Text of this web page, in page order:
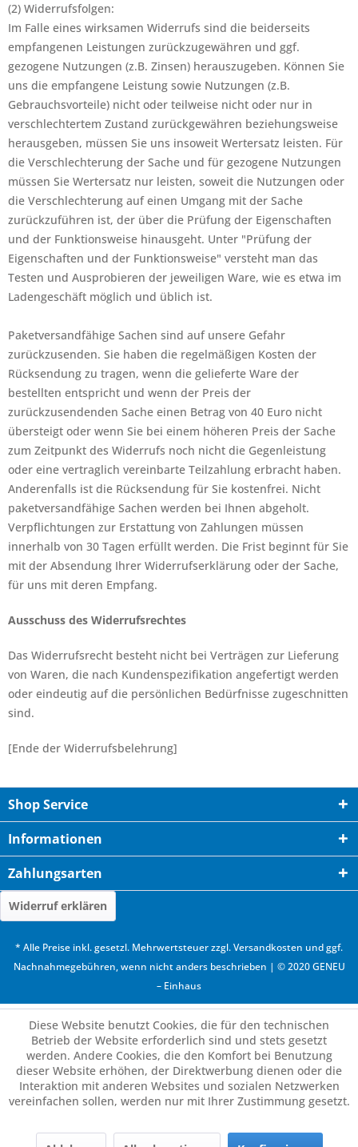
(2) Widerrufsfolgen:
Im Falle eines wirksamen Widerrufs sind die beiderseits
empfangenen Leistungen zurückzugewähren und ggf.
gezogene Nutzungen (z.B. Zinsen) herauszugeben. Können Sie
uns die empfangene Leistung sowie Nutzungen (z.B.
Gebrauchsvorteile) nicht oder teilweise nicht oder nur in
verschlechtertem Zustand zurückgewähren beziehungsweise
herausgeben, müssen Sie uns insoweit Wertersatz leisten. Für
die Verschlechterung der Sache und für gezogene Nutzungen
müssen Sie Wertersatz nur leisten, soweit die Nutzungen oder
die Verschlechterung auf einen Umgang mit der Sache
zurückzuführen ist, der über die Prüfung der Eigenschaften
und der Funktionsweise hinausgeht. Unter "Prüfung der
Eigenschaften und der Funktionsweise" versteht man das
Testen und Ausprobieren der jeweiligen Ware, wie es etwa im
Ladengeschäft möglich und üblich ist.
Paketversandfähige Sachen sind auf unsere Gefahr
zurückzusenden. Sie haben die regelmäßigen Kosten der
Rücksendung zu tragen, wenn die gelieferte Ware der
bestellten entspricht und wenn der Preis der
zurückzusendenden Sache einen Betrag von 40 Euro nicht
übersteigt oder wenn Sie bei einem höheren Preis der Sache
zum Zeitpunkt des Widerrufs noch nicht die Gegenleistung
oder eine vertraglich vereinbarte Teilzahlung erbracht haben.
Anderenfalls ist die Rücksendung für Sie kostenfrei. Nicht
paketversandfähige Sachen werden bei Ihnen abgeholt.
Verpflichtungen zur Erstattung von Zahlungen müssen
innerhalb von 30 Tagen erfüllt werden. Die Frist beginnt für Sie
mit der Absendung Ihrer Widerrufserklärung oder der Sache,
für uns mit deren Empfang.
Ausschuss des Widerrufsrechtes
Das Widerrufsrecht besteht nicht bei Verträgen zur Lieferung
von Waren, die nach Kundenspezifikation angefertigt werden
oder eindeutig auf die persönlichen Bedürfnisse zugeschnitten
sind.
[Ende der Widerrufsbelehrung]
Shop Service
Informationen
Zahlungsarten
Widerruf erklären
* Alle Preise inkl. gesetzl. Mehrwertsteuer zzgl.Versandkosten und ggf.
Nachnahmegebühren, wenn nicht anders beschrieben | © 2020 GENEU
– Einhaus
Diese Website benutzt Cookies, die für den technischen
Betrieb der Website erforderlich sind und stets gesetzt
werden. Andere Cookies, die den Komfort bei Benutzung
dieser Website erhöhen, der Direktwerbung dienen oder die
Interaktion mit anderen Websites und sozialen Netzwerken
vereinfachen sollen, werden nur mit Ihrer Zustimmung gesetzt.